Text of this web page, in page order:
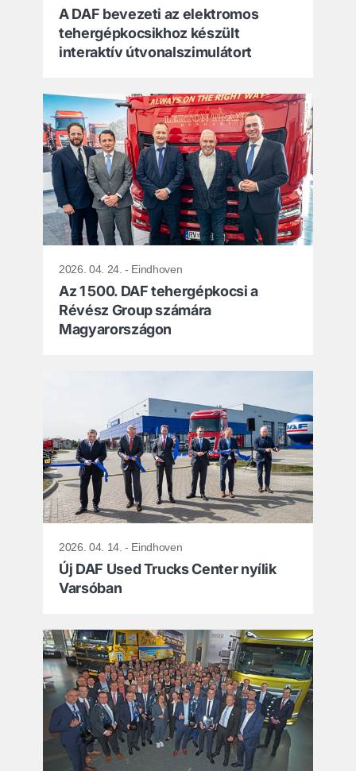
A DAF bevezeti az elektromos
tehergépkocsikhoz készült
interaktív útvonalszimulátort
2026. 04. 24. - Eindhoven
Az 1 500. DAF tehergépkocsi a
Révész Group számára
Magyarországon
2026. 04. 14. - Eindhoven
Új DAF Used Trucks Center nyílik
Varsóban